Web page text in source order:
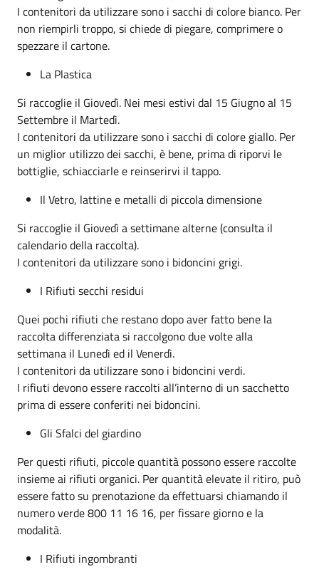
I contenitori da utilizzare sono i sacchi di colore bianco. Per
non riempirli troppo, si chiede di piegare, comprimere o
spezzare il cartone.
La Plastica
Si raccoglie il Giovedì. Nei mesi estivi dal 15 Giugno al 15
Settembre il Martedì.
I contenitori da utilizzare sono i sacchi di colore giallo. Per
un miglior utilizzo dei sacchi, è bene, prima di riporvi le
bottiglie, schiacciarle e reinserirvi il tappo.
Il Vetro, lattine e metalli di piccola dimensione
Si raccoglie il Giovedì a settimane alterne (consulta il
calendario della raccolta).
I contenitori da utilizzare sono i bidoncini grigi.
I Rifiuti secchi residui
Quei pochi rifiuti che restano dopo aver fatto bene la
raccolta differenziata si raccolgono due volte alla
settimana il Lunedì ed il Venerdì.
I contenitori da utilizzare sono i bidoncini verdi.
I rifiuti devono essere raccolti all’interno di un sacchetto
prima di essere conferiti nei bidoncini.
Gli Sfalci del giardino
Per questi rifiuti, piccole quantità possono essere raccolte
insieme ai rifiuti organici. Per quantità elevate il ritiro, può
essere fatto su prenotazione da effettuarsi chiamando il
numero verde 800 11 16 16, per fissare giorno e la
modalità.
I Rifiuti ingombranti